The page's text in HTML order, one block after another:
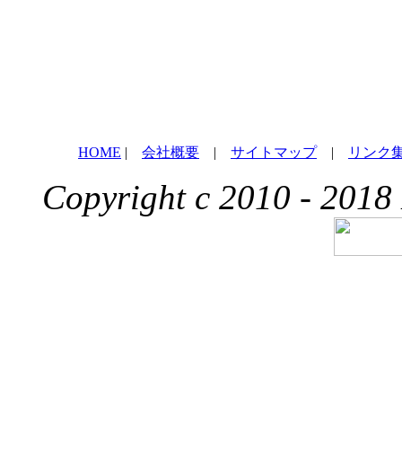
HOME | 会社概要 | サイトマップ| リンク
Copyright c 2010 - 2018